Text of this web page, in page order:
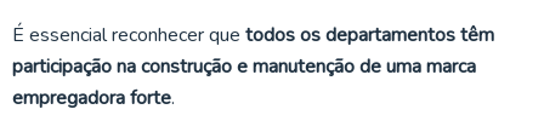
É essencial reconhecer que todos os departamentos têm
participação na construção e manutenção de uma marca
empregadora forte.